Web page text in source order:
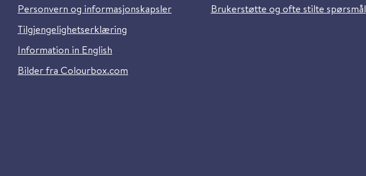
Personvern og informasjonskapsler
Tilgjengelighetserklæring
Information in English
Bilder fra Colourbox.com
Brukerstøtte og ofte stilte spørsmål